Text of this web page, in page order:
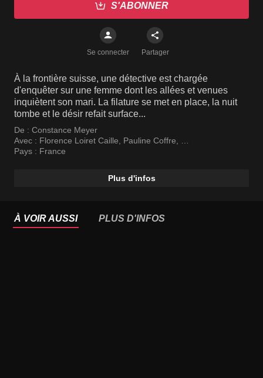
S'ABONNER
Se connecter Partager
À la frontière suisse, une détective est chargée
d'enquêter sur une femme dont les allées et venues
inquiètent son mari. La filature se met en place, la nuit
tombe et le désir refait surface...
De : Constance Meyer
Avec : Florence Loiret Caille Pauline Coffre
Gérard Depardieu
Pays : France
Plus d'infos
À VOIR AUSSI PLUS D'INFOS